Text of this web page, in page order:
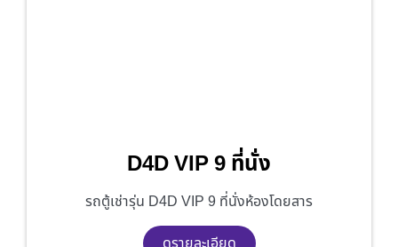
D4D VIP 9 ที่นั่ง
รถตู้เช่ารุ่น D4D VIP 9 ที่นั่งห้องโดยสาร